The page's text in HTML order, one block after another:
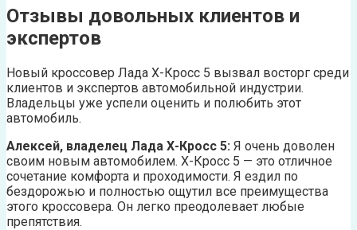
Отзывы довольных клиентов и
экспертов
Новый кроссовер Лада Х-Кросс 5 вызвал восторг среди
клиентов и экспертов автомобильной индустрии.
Владельцы уже успели оценить и полюбить этот
автомобиль.
Алексей, владелец Лада Х-Кросс 5: Я очень доволен
своим новым автомобилем. Х-Кросс 5 — это отличное
сочетание комфорта и проходимости. Я ездил по
бездорожью и полностью ощутил все преимущества
этого кроссовера. Он легко преодолевает любые
препятствия.